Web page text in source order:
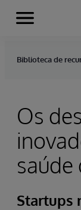
Skip to content
Menu
Biblioteca de
Os
Startups